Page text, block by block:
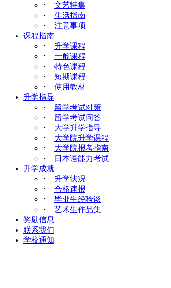
･ 文艺特集
･ 生活指南
･ 注意事项
课程指南
･ 升学课程
･ 一般课程
･ 特色课程
･ 短期课程
･ 使用教材
升学指导
･ 留学考试对策
･ 留学考试问答
･ 大学升学指导
･ 大学院升学课程
･ 大学院报考指南
･
日本语能力考试
升学成就
･ 升学状况
･ 合格速报
･ 毕业生经验谈
･ 艺术生作品集
奖励信息
联系我们
学校通知